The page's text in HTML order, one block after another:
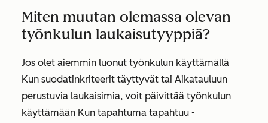
Miten muutan olemassa olevan
työnkulun laukaisutyyppiä?
Jos olet aiemmin luonut työnkulun käyttämällä
Kun suodatinkriteerit täyttyvät tai Aikatauluun
perustuvia laukaisimia, voit päivittää työnkulun
käyttämään Kun tapahtuma tapahtuu -